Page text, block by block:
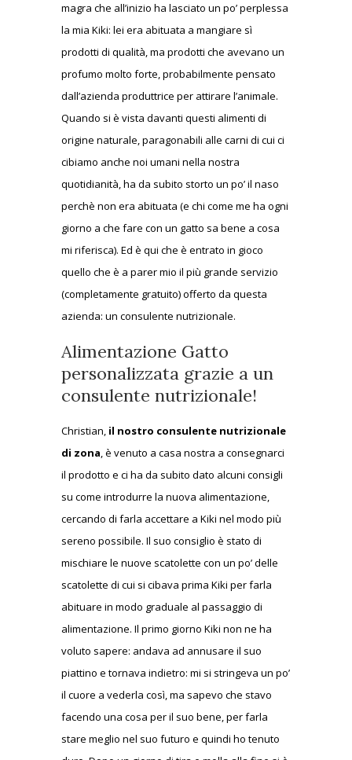
magra che all’inizio ha lasciato un po’ perplessa
la mia Kiki: lei era abituata a mangiare sì
prodotti di qualità, ma prodotti che avevano un
profumo molto forte, probabilmente pensato
dall’azienda produttrice per attirare l’animale.
Quando si è vista davanti questi alimenti di
origine naturale, paragonabili alle carni di cui ci
cibiamo anche noi umani nella nostra
quotidianità, ha da subito storto un po’ il naso
perchè non era abituata (e chi come me ha ogni
giorno a che fare con un gatto sa bene a cosa
mi riferisca). Ed è qui che è entrato in gioco
quello che è a parer mio il più grande servizio
(completamente gratuito) offerto da questa
azienda: un consulente nutrizionale.
Alimentazione Gatto
personalizzata grazie a un
consulente nutrizionale!
Christian, il nostro consulente nutrizionale
di zona, è venuto a casa nostra a consegnarci
il prodotto e ci ha da subito dato alcuni consigli
su come introdurre la nuova alimentazione,
cercando di farla accettare a Kiki nel modo più
sereno possibile. Il suo consiglio è stato di
mischiare le nuove scatolette con un po’ delle
scatolette di cui si cibava prima Kiki per farla
abituare in modo graduale al passaggio di
alimentazione. Il primo giorno Kiki non ne ha
voluto sapere: andava ad annusare il suo
piattino e tornava indietro: mi si stringeva un po’
il cuore a vederla così, ma sapevo che stavo
facendo una cosa per il suo bene, per farla
stare meglio nel suo futuro e quindi ho tenuto